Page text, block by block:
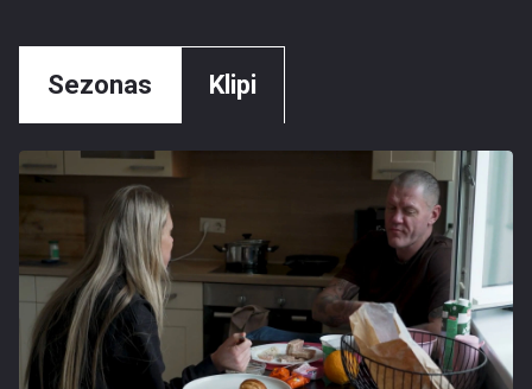
Sezonas Klipi